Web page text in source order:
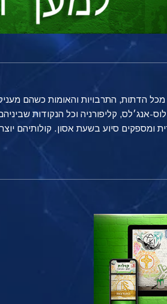
אנג׳לס, קליפורניה וכל הנקודות
ומספקים סיוע בשעת אסון. קולותיהם